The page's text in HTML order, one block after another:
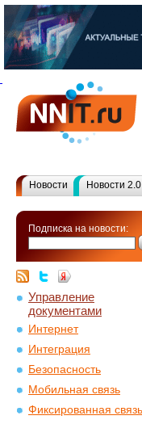
Новости Новости 2.0
Подписка на новости:
Управление
документами
Интернет
Интеграция
Безопасность
Мобильная связь
Фиксированная связь